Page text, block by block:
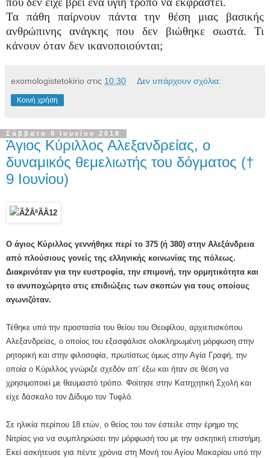
Τα πάθη παίρνουν πάντα την θέση μιας βασικής
ανθρώπινης ανάγκης που δεν βιώθηκε σωστά. Τι
κάνουν όταν δεν ικανοποιούνται;
exomologistetokirio στις 10:30 Δεν υπάρχουν σχόλια:
Κοινή χρήση
Σάββατο 9 Ιουνίου 2018
Άγιος Κύριλλος Αλεξανδρείας, ο
δυναμικός θεμελιωτής του δόγματος (†
9 Ιουνίου)
Ο άγιος Κύριλλος γεννήθηκε περί το 375 (ή 380) στην Αλεξάνδρεια
από πλούσιους γονείς της ελληνικής κοινωνίας της πόλεως.
Διακρινόταν για την ευστροφία, την επιμονή, την ορμητικότητα και
το ανυποχώρητο στις επιδιώξεις των σκοπών για τους οποίους
αγωνιζόταν.
Τέθηκε υπό την προστασία του θείου του Θεοφίλου, αρχιεπισκόπου
Αλεξανδρείας, ο οποίος του εξασφάλισε ολοκληρωμένη μόρφωση στην
ρητορική και στην φιλοσοφία, πρωτίστως όμως στην Αγία Γραφή, την
οποία ο Κύριλλος γνώριζε σχεδόν απ’ έξω και ήταν σε θέση να
χρησιμοποιεί με θαυμαστό τρόπο. Φοίτησε στην Κατηχητική Σχολή και
είχε δάσκαλο τον Δίδυμο τον Τυφλό.
Σε ηλικία περίπου 18 ετών, ο θείος του τον έστειλε στην έρημο της
Νιτρίας για να συμπληρώσει την μόρφωσή του με την ασκητική επιστήμη.
Εκεί ασκήτευσε για πέντε χρόνια στη Μονή του Αγίου Μακαρίου υπό την